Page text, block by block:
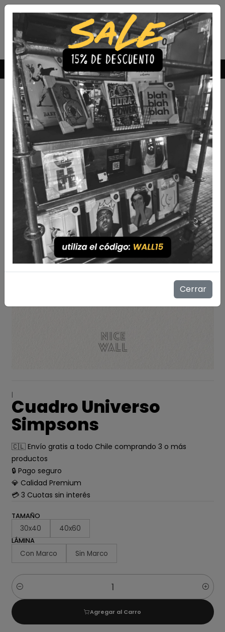
Envío Gratis a todo Chile comprando 3 o más productos
|
Cuadro Universo
Simpsons
🇨🇱 Envío gratis a todo Chile comprando 3 o más
productos
🔒 Pago seguro
💎 Calidad Premium
💳 3 Cuotas sin interés
TAMAÑO
30x40 40x60
LÁMINA
Con Marco Sin Marco
Cantidad
Agregar al Carro
Cerrar